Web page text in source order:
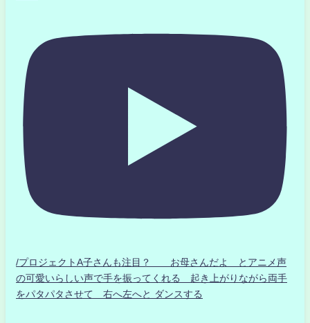
/プロジェクトA子さんも注目？ お母さんだよ とアニメ声
の可愛いらしい声で手を振ってくれる 起き上がりながら両手
をパタパタさせて 右へ左へと ダンスする